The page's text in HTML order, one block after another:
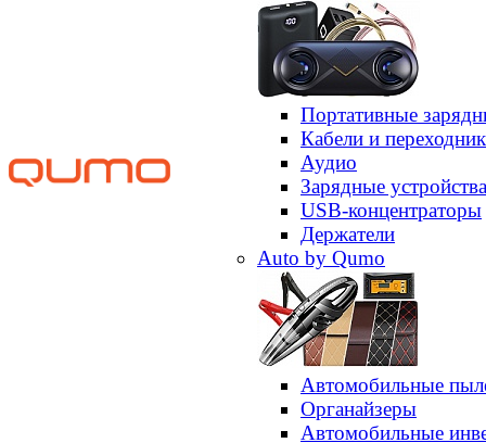
Портативные
Кабели и
Аудио
Зарядные устройства
USB-концентраторы
Держатели
Auto by Qumo
Автомобильные
Органайзеры
Автомобильные